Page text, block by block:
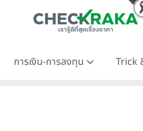
การเงิน-การลงทุน Trick